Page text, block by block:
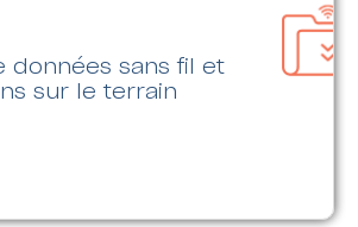
données sans fil et
sur le terrain
sans avoir besoin d'être un